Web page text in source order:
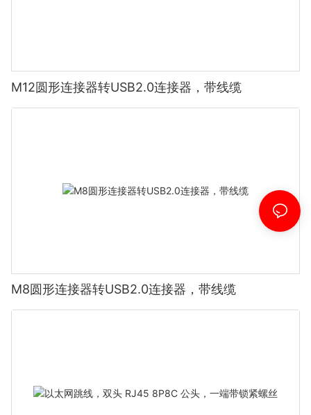
M12圆形连接器转USB2.0连接器，带线缆
M8圆形连接器转USB2.0连接器，带线缆